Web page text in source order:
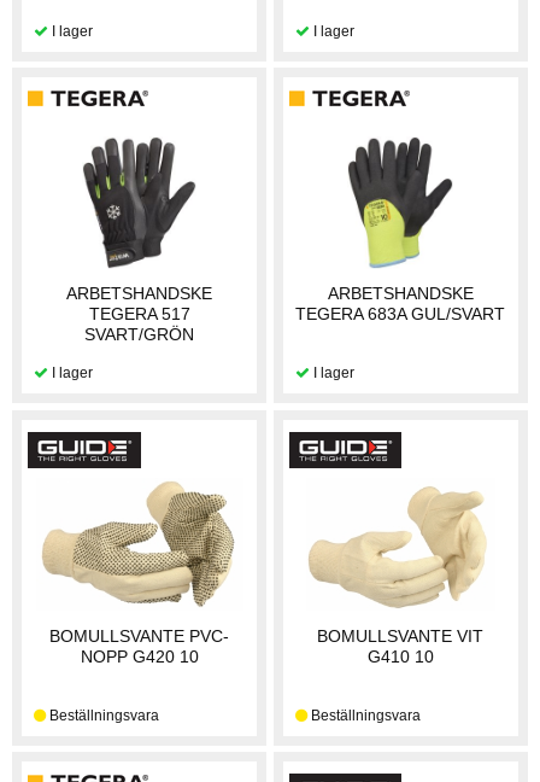
ARBETSHANDSKE
TEGERA 517
SVART/GRÖN
ARBETSHANDSKE
TEGERA 683A GUL/SVART
BOMULLSVANTE PVC-
NOPP G420 10
BOMULLSVANTE VIT
G410 10